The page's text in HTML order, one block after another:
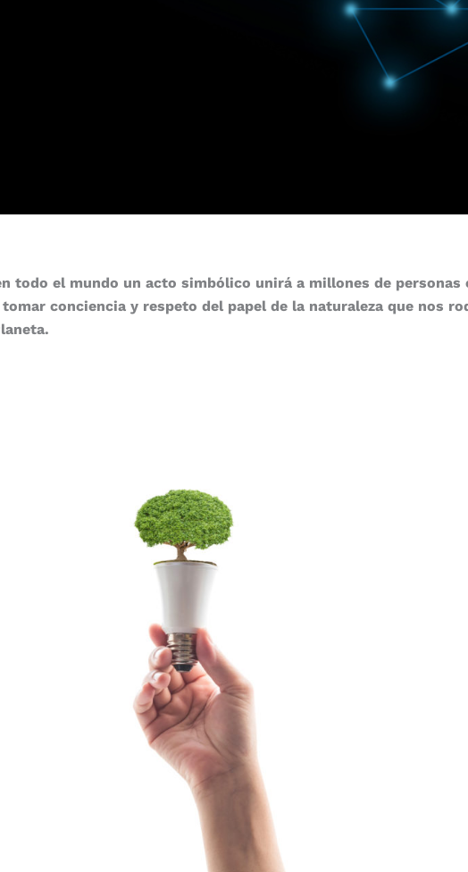
todo el mundo un acto simbólico unirá a millones de personas
conciencia y respeto del papel de la naturaleza que nos